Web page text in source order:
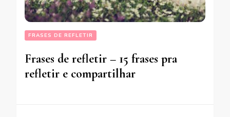
FRASES DE REFLETIR
Frases de refletir – 15 frases pra
refletir e compartilhar